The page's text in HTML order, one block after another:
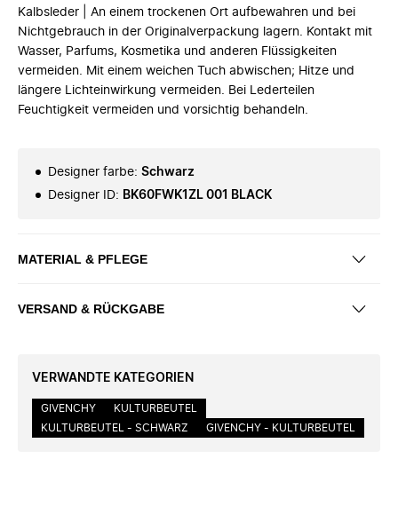
Kalbsleder | An einem trockenen Ort aufbewahren und bei
Nichtgebrauch in der Originalverpackung lagern. Kontakt mit
Wasser, Parfums, Kosmetika und anderen Flüssigkeiten
vermeiden. Mit einem weichen Tuch abwischen; Hitze und
längere Lichteinwirkung vermeiden. Bei Lederteilen
Feuchtigkeit vermeiden und vorsichtig behandeln.
Designer farbe: Schwarz
Designer ID: BK60FWK1ZL 001 BLACK
MATERIAL & PFLEGE
VERSAND & RÜCKGABE
VERWANDTE KATEGORIEN
GIVENCHY
KULTURBEUTEL
KULTURBEUTEL - SCHWARZ
GIVENCHY - KULTURBEUTEL